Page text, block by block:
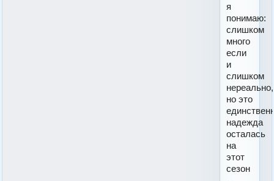
я
понимаю:
слишком
много
если
и
слишком
нереально,
но это
надежда
осталась
на
этот
сезон